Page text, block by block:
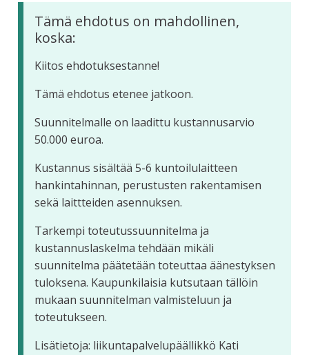
Tämä ehdotus on mahdollinen,
koska:
Kiitos ehdotuksestanne!
Tämä ehdotus etenee jatkoon.
Suunnitelmalle on laadittu kustannusarvio
50.000 euroa.
Kustannus sisältää 5-6 kuntoilulaitteen
hankintahinnan, perustusten rakentamisen
sekä laittteiden asennuksen.
Tarkempi toteutussuunnitelma ja
kustannuslaskelma tehdään mikäli
suunnitelma päätetään toteuttaa äänestyksen
tuloksena. Kaupunkilaisia kutsutaan tällöin
mukaan suunnitelman valmisteluun ja
toteutukseen.
Lisätietoja: liikuntapalvelupäällikkö Kati